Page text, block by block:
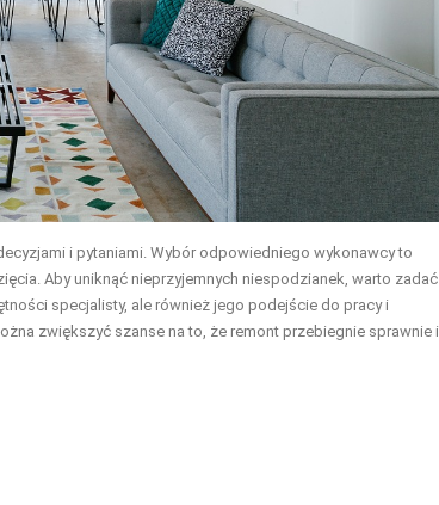
i pytaniami. Wybór odpowiedniego wykonawcy to
Aby uniknąć nieprzyjemnych niespodzianek, warto zadać
specjalisty, ale również jego podejście do pracy i
zwiększyć szanse na to, że remont przebiegnie sprawnie i